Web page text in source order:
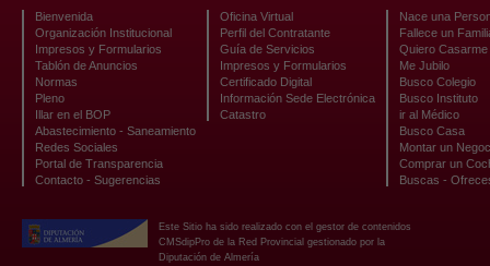
Bienvenida
Organización Institucional
Impresos y Formularios
Tablón de Anuncios
Normas
Pleno
Illar en el BOP
Abastecimiento - Saneamiento
Redes Sociales
Portal de Transparencia
Contacto - Sugerencias
Oficina Virtual
Perfil del Contratante
Guía de Servicios
Impresos y Formularios
Certificado Digital
Información Sede Electrónica
Catastro
Nace una
Fallece un
Quiero Casarme
Me Jubilo
Busco Colegio
Busco Instituto
ir al Médico
Busco Casa
Montar un
Comprar un
Buscas -
Este Sitio ha sido realizado con el gestor de contenidos
CMSdipPro de la Red Provincial gestionado por la
Diputación de Almería